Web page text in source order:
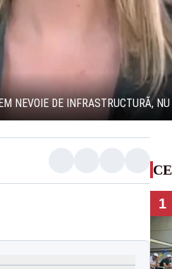
NEVOIE DE INFRASTRUCTURĂ, NU
1